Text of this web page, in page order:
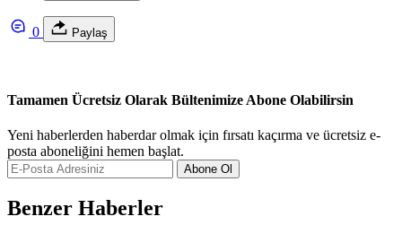
0 Paylaş
Tamamen Ücretsiz Olarak Bültenimize Abone Olabilirsin
Yeni haberlerden haberdar olmak için fırsatı kaçırma ve ücretsiz e-
posta aboneliğini hemen başlat.
Abone Ol
Benzer Haberler